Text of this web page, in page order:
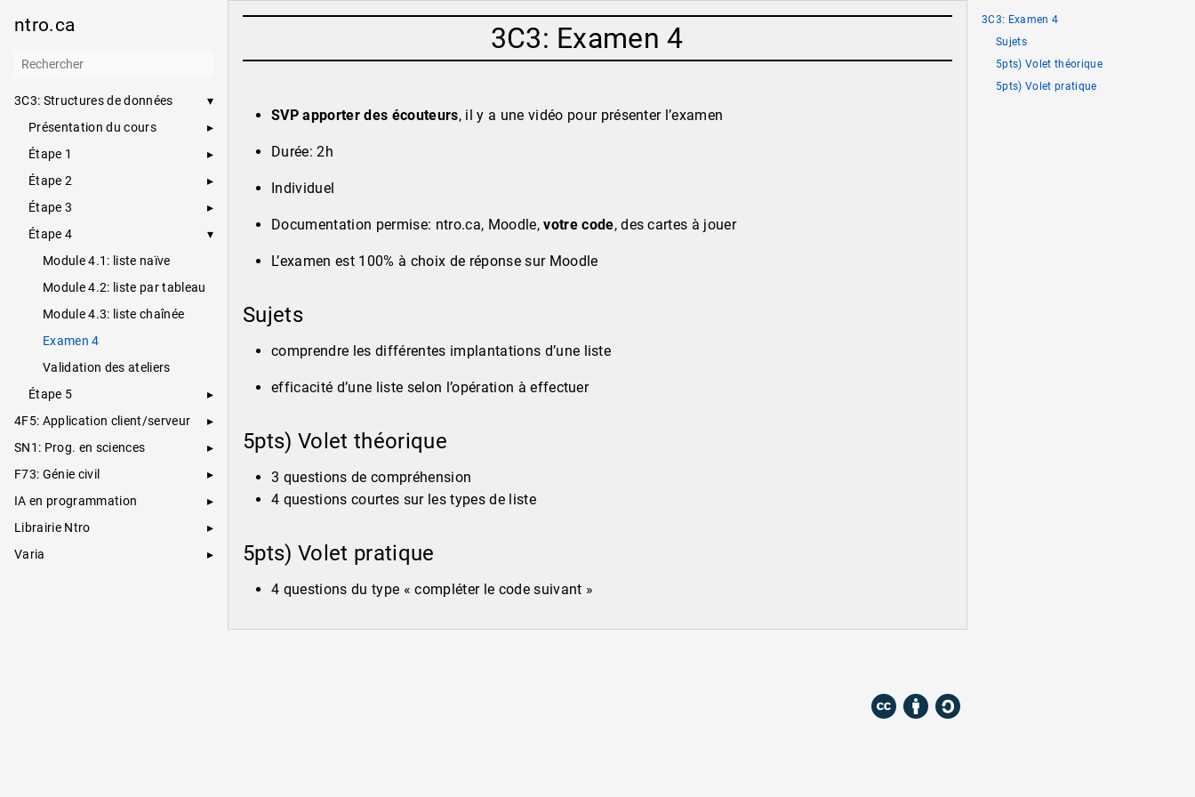
ntro.ca
3C3: Structures de données
Présentation du cours
Étape 1
Étape 2
Étape 3
Étape 4
Module 4.1: liste naïve
Module 4.2: liste par tableau
Module 4.3: liste chaînée
Examen 4
Validation des ateliers
Étape 5
4F5: Application client/serveur
SN1: Prog. en sciences
F73: Génie civil
IA en programmation
Librairie Ntro
Varia
3C3: Examen 4
SVP apporter des écouteurs, il y a une vidéo pour présenter l’examen
Durée: 2h
Individuel
Documentation permise: ntro.ca, Moodle,votre code, des cartes à jouer
L’examen est 100% à choix de réponse sur Moodle
Sujets
comprendre les différentes implantations d’une liste
efficacité d’une liste selon l’opération à effectuer
5pts) Volet théorique
3 questions de compréhension
4 questions courtes sur les types de liste
5pts) Volet pratique
4 questions du type « compléter le code suivant »
3C3: Examen 4
Sujets
5pts) Volet théorique
5pts) Volet pratique